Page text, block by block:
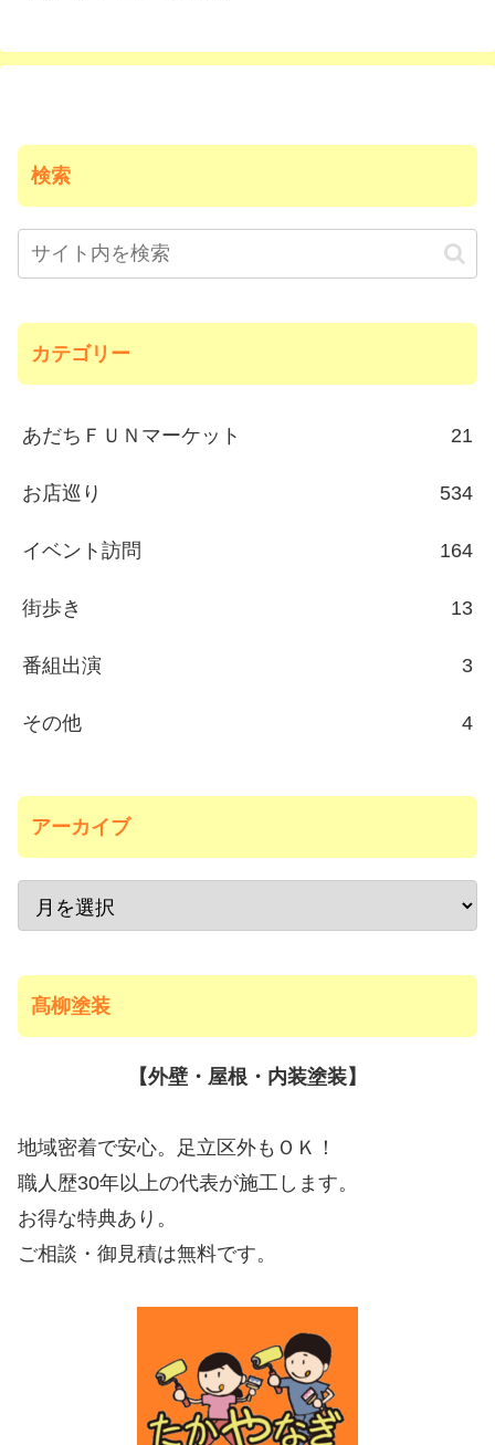
検索
カテゴリー
あだちＦＵＮマーケット 21
お店巡り 534
イベント訪問 164
街歩き 13
番組出演 3
その他 4
アーカイブ
髙柳塗装
【外壁・屋根・内装塗装】
地域密着で安心。足立区外もＯＫ！
職人歴30年以上の代表が施工します。
お得な特典あり。
ご相談・御見積は無料です。